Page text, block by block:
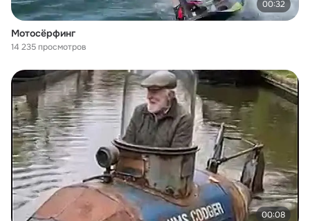
00:32
Мотосёрфинг
14 235 просмотров
00:08